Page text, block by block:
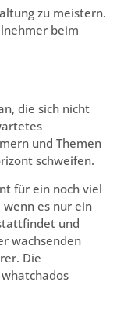
zu meistern.
beim
die sich nicht
und Themen
schweifen.
für ein noch viel
es nur ein
und
wachsenden
Die